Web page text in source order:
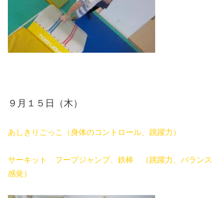
９月１５日（木）
あしきりごっこ（身体のコントロール、跳躍力）
サーキット フープジャンプ、鉄棒 （跳躍力、バランス
感覚）